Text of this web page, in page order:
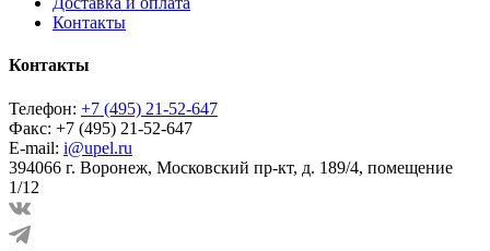
Контакты
Контакты
Телефон: +7 (495) 21-52-647
Факс: +7 (495) 21-52-647
E-mail: i@upel.ru
394066 г. Воронеж, Московский пр-кт, д. 189/4, помещение
1/12